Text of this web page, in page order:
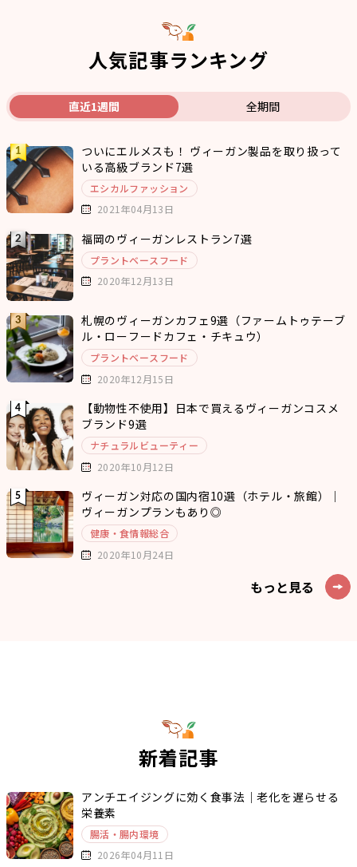
人気記事ランキング
直近1週間 全期間
ついにエルメスも！ ヴィーガン製品を取り扱って
いる高級ブランド7選
エシカルファッション
2021年04月13日
福岡のヴィーガンレストラン7選
プラントベースフード
2020年12月13日
札幌のヴィーガンカフェ9選（ファームトゥテーブ
ル・ローフードカフェ・チキュウ）
プラントベースフード
2020年12月15日
【動物性不使用】日本で買えるヴィーガンコスメ
ブランド9選
ナチュラルビューティー
2020年10月12日
ヴィーガン対応の国内宿10選（ホテル・旅館）｜
ヴィーガンプランもあり◎
健康・食情報総合
2020年10月24日
もっと見る
新着記事
アンチエイジングに効く食事法｜老化を遅らせる
栄養素
腸活・腸内環境
2026年04月11日